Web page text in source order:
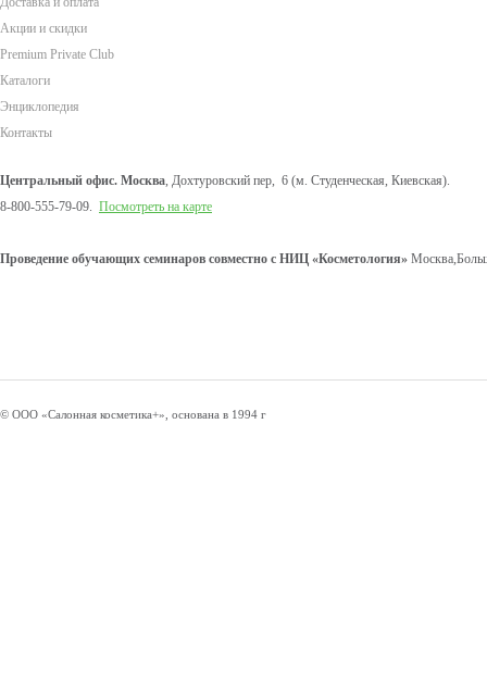
Акции и скидки
Premium Private Club
Каталоги
Энциклопедия
Контакты
Центральный офис. Москва, Дохтуровский пер, 6 (м. Студенческая, Киевская).
8-800-555-79-09. Посмотреть на карте
Проведение обучающих семинаров совместно с НИЦ «Косметология»
© ООО «Салонная косметика+», основана в 1994 г